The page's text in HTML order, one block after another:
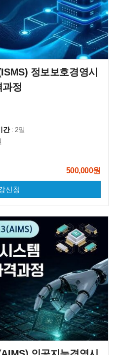
정보보호경영시
정
간: 2일
500,000원
신청